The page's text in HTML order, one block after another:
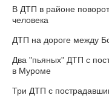
В ДТП в районе
человека
ДТП на дороге между
Два "пьяных" ДТП с
в Муроме
Три ДТП с